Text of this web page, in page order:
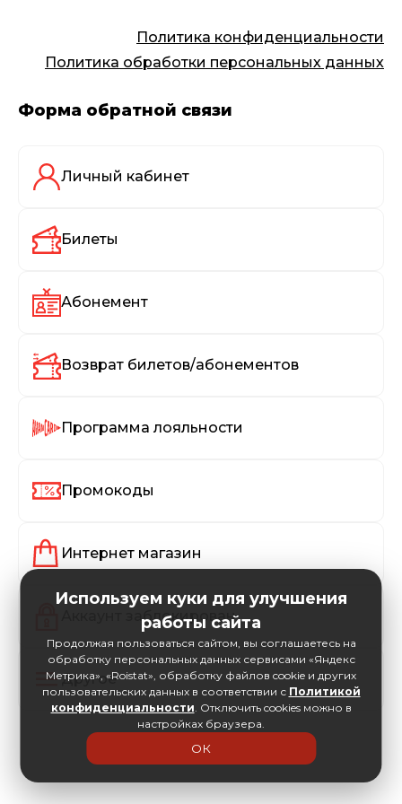
Политика конфиденциальности
Политика обработки персональных данных
Форма обратной связи
Личный кабинет
Билеты
Абонемент
Возврат билетов/абонементов
Программа лояльности
Промокоды
Интернет магазин
Аккаунт заблокирован
Другое
Используем куки для улучшения
работы сайта
Продолжая пользоваться сайтом, вы соглашаетесь на
обработку персональных данных сервисами «Яндекс
Метрика», «Roistat», обработку файлов cookie и других
пользовательских данных в соответствии с Политикой
конфиденциальности. Отключить cookies можно в
настройках браузера.
ОК